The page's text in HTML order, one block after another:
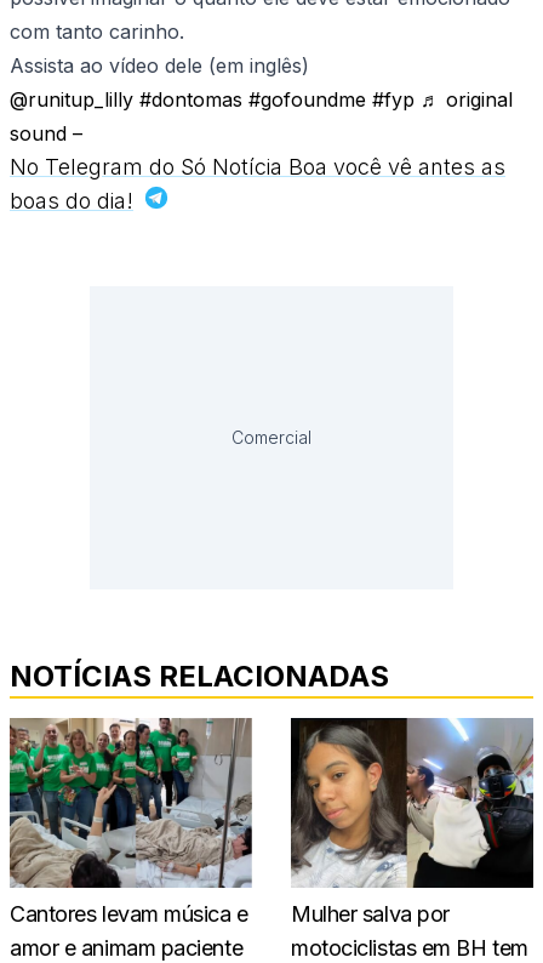
com tanto carinho.
Assista ao vídeo dele (em inglês)
@runitup_lilly #dontomas #gofoundme #fyp ♬ original
sound –
No Telegram do Só Notícia Boa você vê antes as
boas do dia!
Comercial
NOTÍCIAS RELACIONADAS
Cantores levam música e
amor e animam paciente
Mulher salva por
motociclistas em BH tem